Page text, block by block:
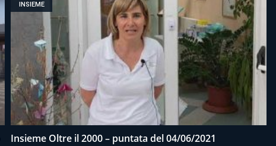
INSIEME
Insieme Oltre il 2000 – puntata del 04/06/2021